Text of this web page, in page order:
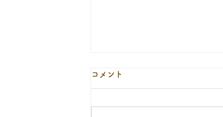
９月１２日の休診について
として休診となります。ご迷惑を
コメント